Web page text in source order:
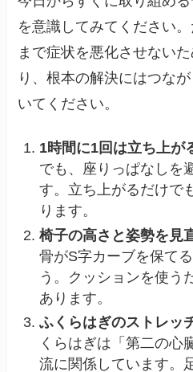
を意識してみてください
まで症状を悪化させない
り、根本の解決にはつな
いてください。
1時間に1回は立ち上が
でも、座りっぱなしを
す。立ち上がるだけで
ります。
椅子の高さと姿勢を見
骨がS字カーブを保て
う。クッションを使う
あります。
ふくらはぎのストレッ
くらはぎは「第二の心
流に関係しています。